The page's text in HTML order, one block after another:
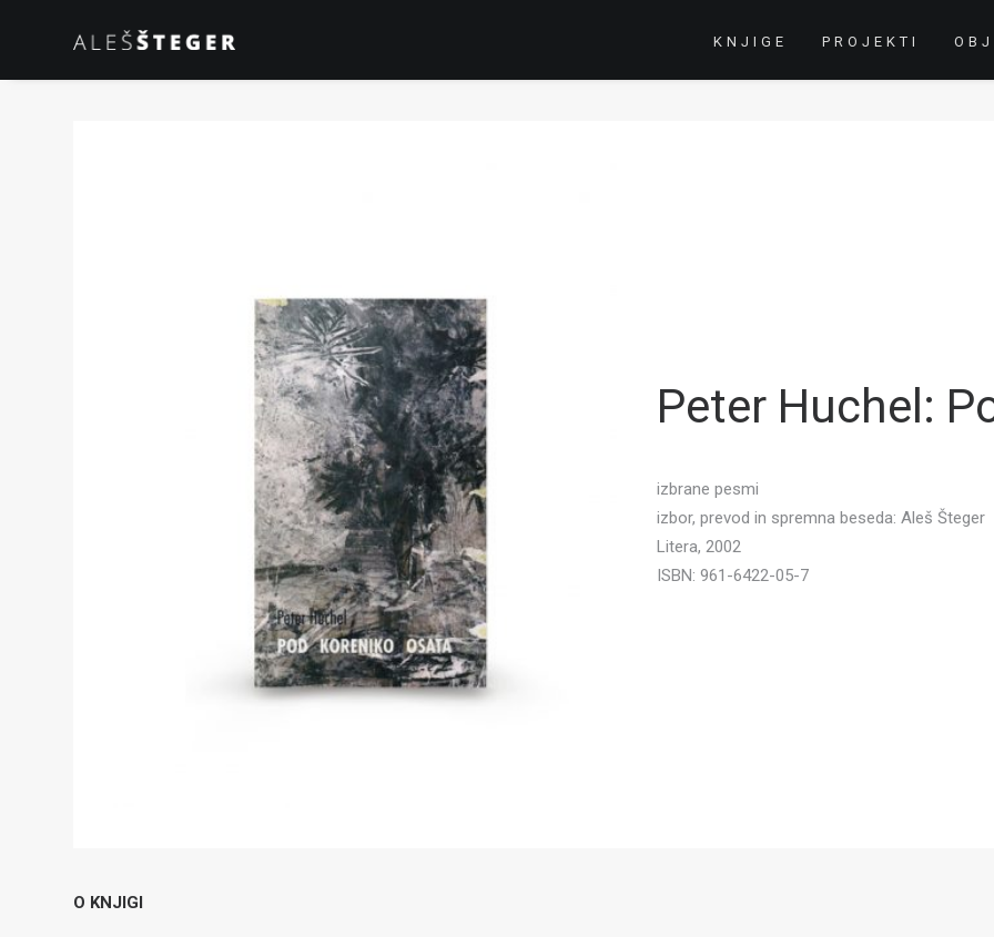
KNJIGE PROJEKTI
Peter Huchel:
izbrane pesmi
izbor, prevod in spremna beseda: Aleš Šteger
Litera, 2002
ISBN: 961-6422-05-7
O KNJIGI